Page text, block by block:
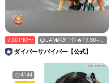
7:00 PM〜
@JAM絶対1位🔥19:30~ｽ
ﾀﾗｼﾞやる気ご飯
‪ダイバーサバイバー【公式】
4144